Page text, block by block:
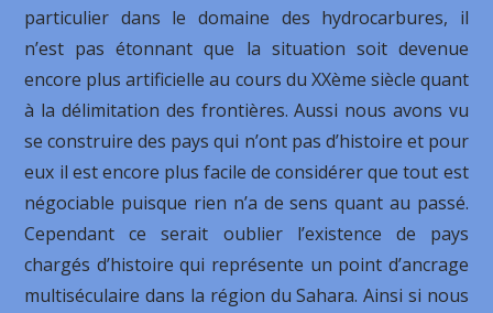
particulier dans le domaine des hydrocarbures, il
n’est pas étonnant que la situation soit devenue
encore plus artificielle au cours du XXème siècle quant
à la délimitation des frontières. Aussi nous avons vu
se construire des pays qui n’ont pas d’histoire et pour
eux il est encore plus facile de considérer que tout est
négociable puisque rien n’a de sens quant au passé.
Cependant ce serait oublier l’existence de pays
chargés d’histoire qui représente un point d’ancrage
multiséculaire dans la région du Sahara. Ainsi si nous